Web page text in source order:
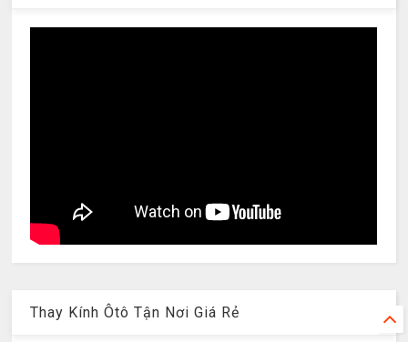
Thay Kính Ôtô Tận Nơi Giá Rẻ